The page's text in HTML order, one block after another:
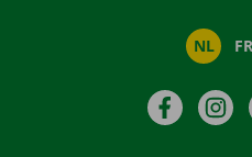
NL FR
Facebook